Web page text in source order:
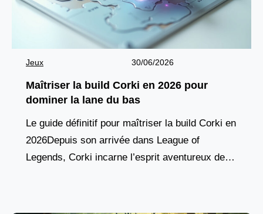
Jeux 30/06/2026
Maîtriser la build Corki en 2026 pour
dominer la lane du bas
Le guide définitif pour maîtriser la build Corki en
2026Depuis son arrivée dans League of
Legends, Corki incarne l’esprit aventureux des